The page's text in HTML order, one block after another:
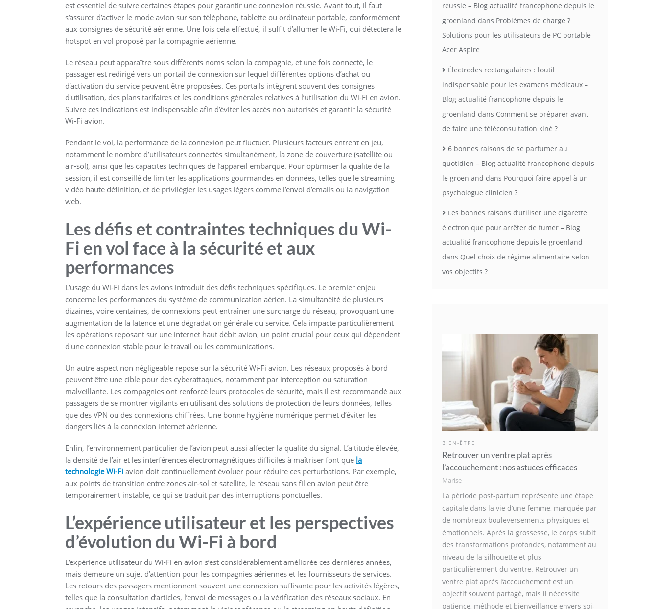
est essentiel de suivre certaines étapes pour garantir une connexion réussie. Avant tout, il faut
s’assurer d’activer le mode avion sur son téléphone, tablette ou ordinateur portable, conformément
aux consignes de sécurité aérienne. Une fois cela effectué, il suffit d’allumer le Wi-Fi, qui détectera le
hotspot en vol proposé par la compagnie aérienne.
Le réseau peut apparaître sous différents noms selon la compagnie, et une fois connecté, le
passager est redirigé vers un portail de connexion sur lequel différentes options d’achat ou
d’activation du service peuvent être proposées. Ces portails intègrent souvent des consignes
d’utilisation, des plans tarifaires et les conditions générales relatives à l’utilisation du Wi-Fi en avion.
Suivre ces indications est indispensable afin d’éviter les accès non autorisés et garantir la sécurité
Wi-Fi avion.
Pendant le vol, la performance de la connexion peut fluctuer. Plusieurs facteurs entrent en jeu,
notamment le nombre d’utilisateurs connectés simultanément, la zone de couverture (satellite ou
air-sol), ainsi que les capacités techniques de l’appareil embarqué. Pour optimiser la qualité de la
session, il est conseillé de limiter les applications gourmandes en données, telles que le streaming
vidéo haute définition, et de privilégier les usages légers comme l’envoi d’emails ou la navigation
web.
Les défis et contraintes techniques du Wi-
Fi en vol face à la sécurité et aux
performances
L’usage du Wi-Fi dans les avions introduit des défis techniques spécifiques. Le premier enjeu
concerne les performances du système de communication aérien. La simultanéité de plusieurs
dizaines, voire centaines, de connexions peut entraîner une surcharge du réseau, provoquant une
augmentation de la latence et une dégradation générale du service. Cela impacte particulièrement
les opérations reposant sur une internet haut débit avion, un point crucial pour ceux qui dépendent
d’une connexion stable pour le travail ou les communications.
Un autre aspect non négligeable repose sur la sécurité Wi-Fi avion. Les réseaux proposés à bord
peuvent être une cible pour des cyberattaques, notamment par interception ou saturation
malveillante. Les compagnies ont renforcé leurs protocoles de sécurité, mais il est recommandé aux
passagers de se montrer vigilants en utilisant des solutions de protection de leurs données, telles
que des VPN ou des connexions chiffrées. Une bonne hygiène numérique permet d’éviter les
dangers liés à la connexion internet aérienne.
Enfin, l’environnement particulier de l’avion peut aussi affecter la qualité du signal. L’altitude élevée,
la densité de l’air et les interférences électromagnétiques difficiles à maîtriser font que la
technologie Wi-Fi avion doit continuellement évoluer pour réduire ces perturbations. Par exemple,
aux points de transition entre zones air-sol et satellite, le réseau sans fil en avion peut être
temporairement instable, ce qui se traduit par des interruptions ponctuelles.
L’expérience utilisateur et les perspectives
d’évolution du Wi-Fi à bord
L’expérience utilisateur du Wi-Fi en avion s’est considérablement améliorée ces dernières années,
mais demeure un sujet d’attention pour les compagnies aériennes et les fournisseurs de services.
Les retours des passagers mentionnent souvent une connexion suffisante pour les activités légères,
telles que la consultation d’articles, l’envoi de messages ou la vérification des réseaux sociaux. En
réussie – Blog actualité francophone depuis le
groenland dans Problèmes de charge ?
Solutions pour les utilisateurs de PC portable
Acer Aspire
Électrodes rectangulaires : l’outil
indispensable pour les examens médicaux –
Blog actualité francophone depuis le
groenland dans Comment se préparer avant
de faire une téléconsultation kiné ?
6 bonnes raisons de se parfumer au
quotidien – Blog actualité francophone depuis
le groenland dans Pourquoi faire appel à un
psychologue clinicien ?
Les bonnes raisons d’utiliser une cigarette
électronique pour arrêter de fumer – Blog
actualité francophone depuis le groenland
dans Quel choix de régime alimentaire selon
vos objectifs ?
BIEN-ÊTRE
Retrouver un ventre plat après
l’accouchement : nos astuces efficaces
Marise
La période post-partum représente une étape
capitale dans la vie d’une femme, marquée par
de nombreux bouleversements physiques et
émotionnels. Après la grossesse, le corps subit
des transformations profondes, notamment au
niveau de la silhouette et plus
particulièrement du ventre. Retrouver un
ventre plat après l’accouchement est un
objectif souvent partagé, mais il nécessite
patience, méthode et bienveillance envers soi-